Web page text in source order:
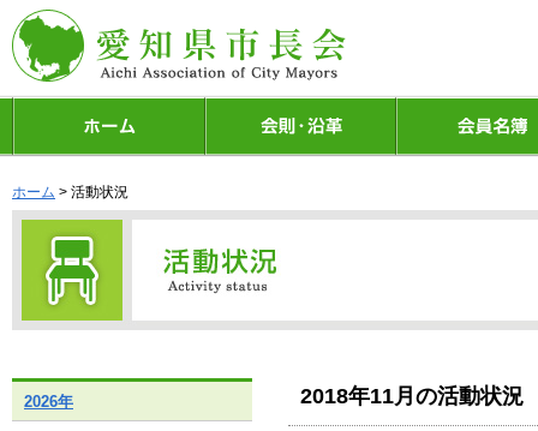
ホーム > 活動状況
2018年11月の活動状況
2026年